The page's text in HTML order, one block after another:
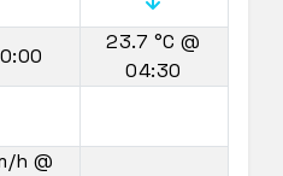
23.7 °C@
04:30
h@